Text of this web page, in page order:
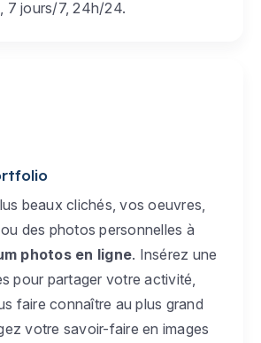
7 jours/7, 24h/24.
beaux clichés, vos oeuvres,
des photos personnelles à
photos en ligne. Insérez une
pour partager votre activité,
faire connaître au plus grand
votre savoir-faire en images